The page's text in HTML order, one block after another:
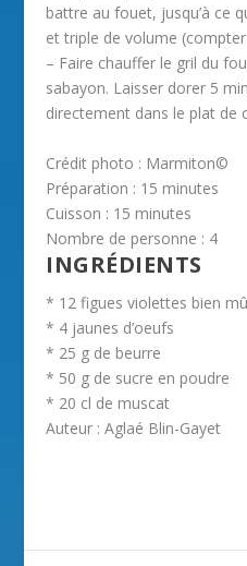
battre au fouet, jusqu’à ce
et triple de volume
– Faire chauffer le gril du
sabayon. Laisser dorer 5
directement dans le plat de
Crédit photo : Marmiton©
Préparation : 15 minutes
Cuisson : 15 minutes
Nombre de personne : 4
INGRÉDIENTS
* 12 figues violettes bien
* 4 jaunes d’oeufs
* 25 g de beurre
* 50 g de sucre en poudre
* 20 cl de muscat
Auteur :Aglaé Blin-Gayet